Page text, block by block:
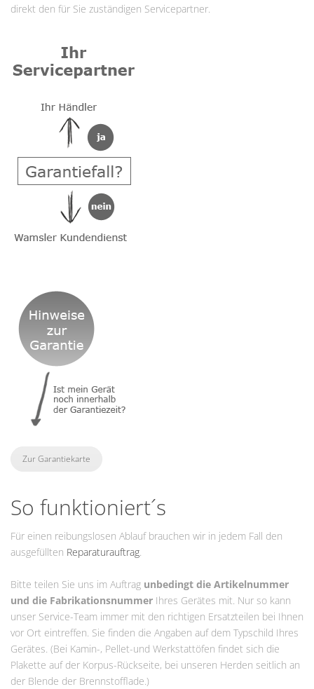
direkt den für Sie zuständigen Servicepartner.
Zur Garantiekarte
So funktioniert´s
Für einen reibungslosen Ablauf brauchen wir in jedem Fall den
ausgefüllten Reparaturauftrag.
Bitte teilen Sie uns im Auftrag unbedingt die Artikelnummer
und die Fabrikationsnummer Ihres Gerätes mit. Nur so kann
unser Service-Team immer mit den richtigen Ersatzteilen bei Ihnen
vor Ort eintreffen. Sie finden die Angaben auf dem Typschild Ihres
Gerätes. (Bei Kamin-, Pellet-und Werkstattöfen findet sich die
Plakette auf der Korpus-Rückseite, bei unseren Herden seitlich an
der Blende der Brennstofflade.)